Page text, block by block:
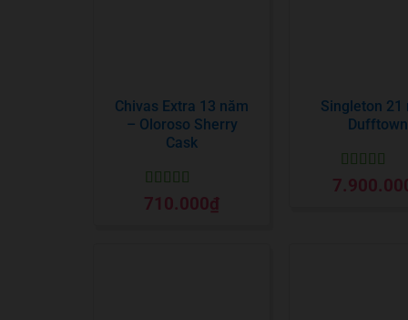
Chivas Extra 13 năm
– Oloroso Sherry
Cask
Được xếp
hạng55 sao
710.000₫
Singleton 21
Dufftown
Được xếp
hạng55